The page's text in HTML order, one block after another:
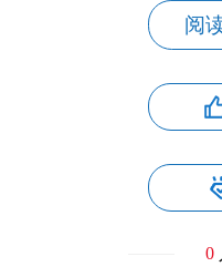
阅
0